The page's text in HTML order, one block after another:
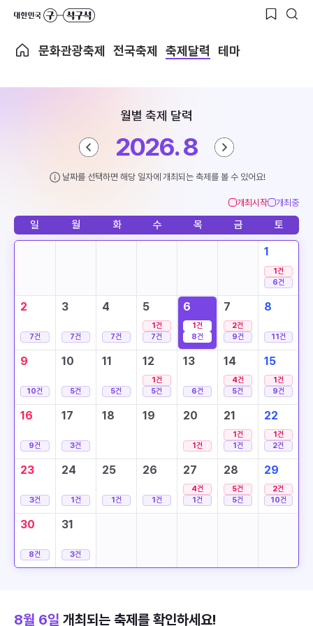
문화관광축제 전국축제 축제달력 테마
월별 축제 달력
2026. 8
날짜를 선택하면 해당 일자에 개최되는 축제를 볼 수 있어요!
개최시작 개최중
일 월 화 수 목 금 토
1
1건
6건
2
7건
3
7건
4
7건
5
1건
7건
6
1건
8건
7
2건
9건
8
11건
9
10건
10
5건
11
5건
12
1건
5건
13
6건
14
4건
5건
15
1건
9건
16
9건
17
3건
18 19 20
1건
21
1건
1건
22
1건
2건
23
3건
24
1건
25
1건
26
1건
27
4건
1건
28
5건
5건
29
2건
10건
30
8건
31
3건
8월 6일 개최되는 축제를 확인하세요!